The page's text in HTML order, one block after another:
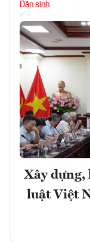
Dân sinh
Xây dựng,
luật Việt